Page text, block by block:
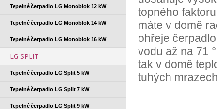
Tepelné čerpadlo LG Monoblok 12 kW
Tepelné čerpadlo LG Monoblok 14 kW
Tepelné čerpadlo LG Monoblok 16 kW
LG SPLIT
Tepelné čerpadlo LG Split 5 kW
Tepelné čerpadlo LG Split 7 kW
Tepelné čerpadlo LG Split 9 kW
topného
máte v domě
ohřeje
vodu až na 71
tak v domě
tuhých